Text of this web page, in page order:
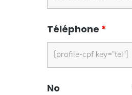
Téléphone *
No